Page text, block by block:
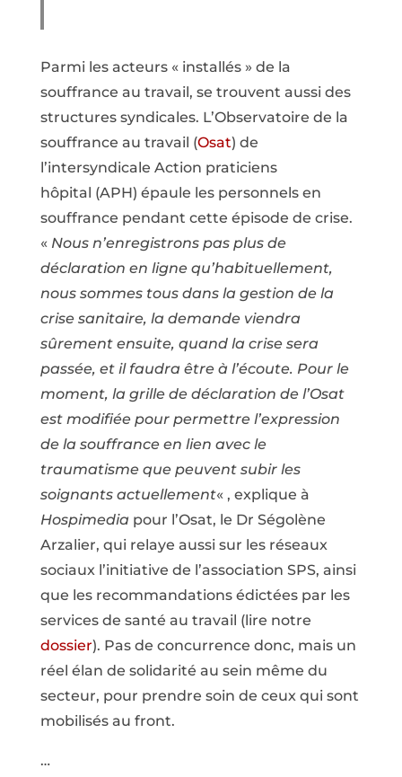
Parmi les acteurs « installés » de la
souffrance au travail, se trouvent aussi des
structures syndicales. L’Observatoire de la
souffrance au travail (Osat) de
l’intersyndicale Action praticiens
hôpital (APH) épaule les personnels en
souffrance pendant cette épisode de crise.
« Nous n’enregistrons pas plus de
déclaration en ligne qu’habituellement,
nous sommes tous dans la gestion de la
crise sanitaire, la demande viendra
sûrement ensuite, quand la crise sera
passée, et il faudra être à l’écoute. Pour le
moment, la grille de déclaration de l’Osat
est modifiée pour permettre l’expression
de la souffrance en lien avec le
traumatisme que peuvent subir les
soignants actuellement« , explique à
Hospimedia pour l’Osat, le Dr Ségolène
Arzalier, qui relaye aussi sur les réseaux
sociaux l’initiative de l’association SPS, ainsi
que les recommandations édictées par les
services de santé au travail (lire notre
dossier). Pas de concurrence donc, mais un
réel élan de solidarité au sein même du
secteur, pour prendre soin de ceux qui sont
mobilisés au front.
…